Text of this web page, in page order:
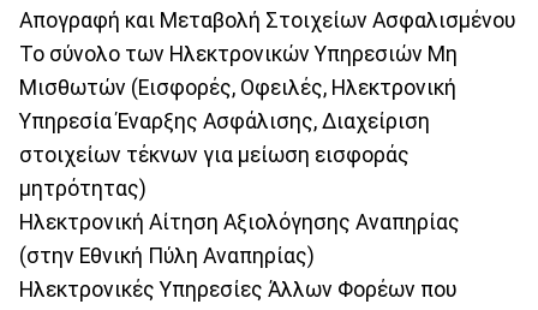
Απογραφή και Μεταβολή Στοιχείων Ασφαλισμένου
Το σύνολο των Ηλεκτρονικών Υπηρεσιών Μη
Μισθωτών (Εισφορές, Οφειλές, Ηλεκτρονική
Υπηρεσία Έναρξης Ασφάλισης, Διαχείριση
στοιχείων τέκνων για μείωση εισφοράς
μητρότητας)
Ηλεκτρονική Αίτηση Αξιολόγησης Αναπηρίας
(στην Εθνική Πύλη Αναπηρίας)
Ηλεκτρονικές Υπηρεσίες Άλλων Φορέων που